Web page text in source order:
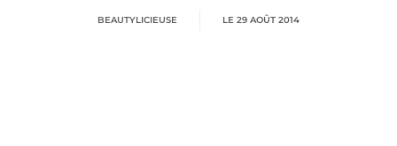
BEAUTYLICIEUSE LE 29 AOÛT 2014